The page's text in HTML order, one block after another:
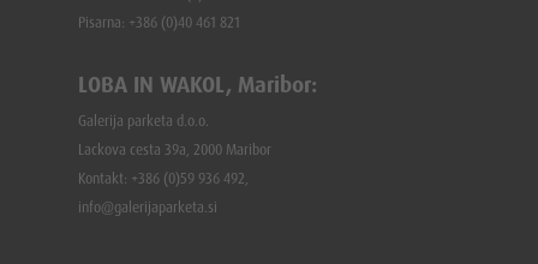
Pisarna: +386 (0)40 461 821
LOBA IN WAKOL, Maribor:
Galerija parketa d.o.o.
Lackova cesta 39a, 2000 Maribor
Kontakt: +386 (0)59 936 492,
info@galerijaparketa.si